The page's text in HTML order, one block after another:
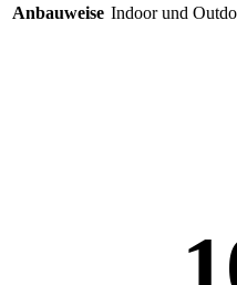
Anbauweise Indoor und